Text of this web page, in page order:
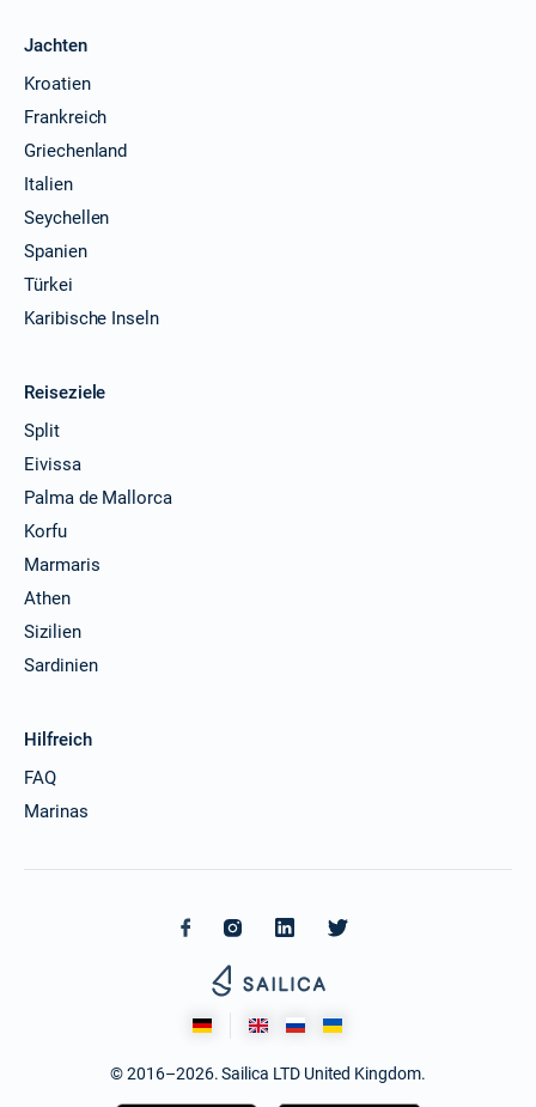
Jachten
Kroatien
Frankreich
Griechenland
Italien
Seychellen
Spanien
Türkei
Karibische Inseln
Reiseziele
Split
Eivissa
Palma de Mallorca
Korfu
Marmaris
Athen
Sizilien
Sardinien
Hilfreich
FAQ
Marinas
© 2016–2026. Sailica LTD United Kingdom.